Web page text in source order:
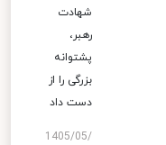
شهادت
رهبر،
پشتوانه
بزرگی را از
دست داد
1405/05/